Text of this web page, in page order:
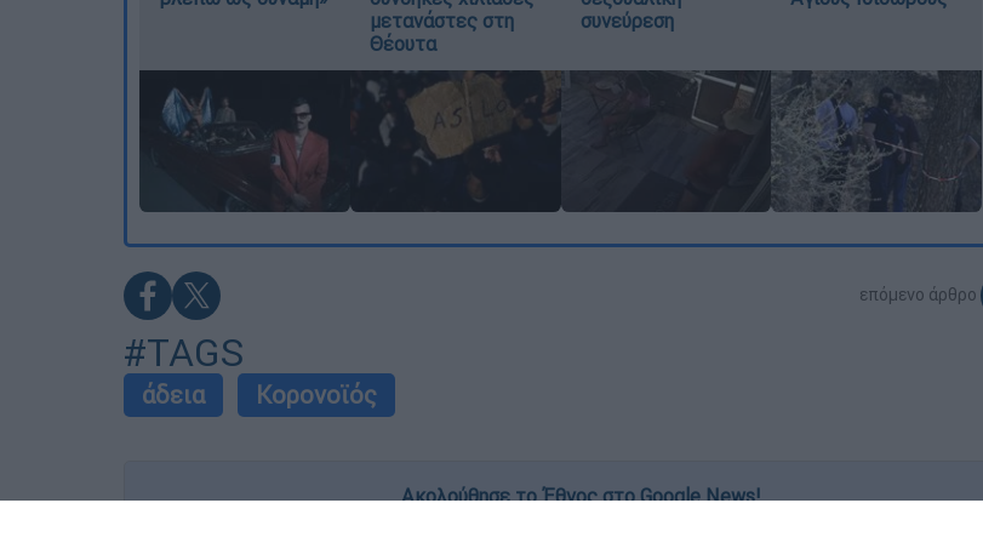
μετανάστες στη
Θέουτα
συνεύρεση
επόμενο άρθρο
#TAGS
άδεια Κορονοϊός
Ακολούθησε το Έθνος στο Google News!